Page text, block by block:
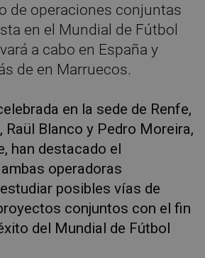
de operaciones conjuntas
en el Mundial de Fútbol
a cabo en España y
de en Marruecos.
en la sede de Renfe,
Raül Blanco y Pedro Moreira,
han destacado el
operadoras
posibles vías de
conjuntos con el fin
del Mundial de Fútbol